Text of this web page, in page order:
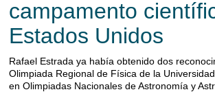
campamento
Estados Unidos
Rafael Estrada ya había obtenido dos
Olimpiada Regional de Física de la
en Olimpiadas Nacionales de Astronomía y